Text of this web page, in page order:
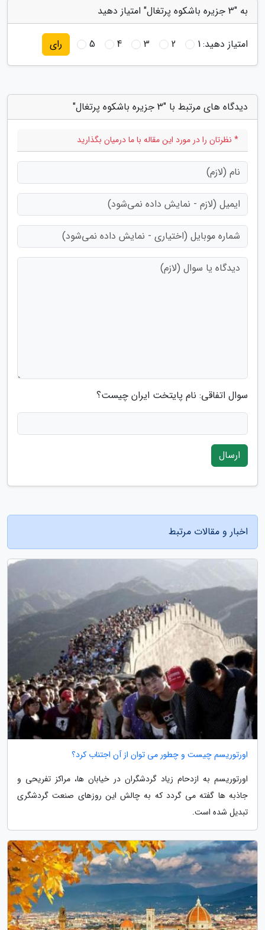
به "3 جزیره باشکوه پرتغال" امتیاز دهید
امتیاز دهید:1
2
3
4
5 رای
دیدگاه های مرتبط با "3 جزیره باشکوه پرتغال"
* نظرتان را در مورد این مقاله با ما درمیان بگذارید
سوال اتفاقی: نام پایتخت ایران چیست؟
ارسال
اخبار و مقالات مرتبط
اورتوریسم چیست و چطور می توان از آن اجتناب کرد؟
اورتوریسم به ازدحام زیاد گردشگران در خیابان ها، مراکز تفریحی و
جاذبه ها گفته می گردد که به چالش این روزهای صنعت گردشگری
تبدیل شده است.